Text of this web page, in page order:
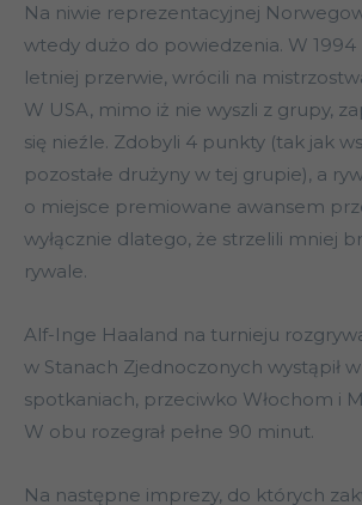
Na niwie reprezentacyjnej
wtedy dużo do powiedzenia. W 1994
letniej przerwie, wrócili na
W USA, mimo iż nie wyszli z grupy,
się nieźle. Zdobyli 4 punkty (tak jak
pozostałe drużyny w tej grupie), a
o miejsce premiowane awansem
wyłącznie dlatego, że strzelili mniej
rywale.
Alf-Inge Haaland na turnieju
w Stanach Zjednoczonych wystąpił
spotkaniach, przeciwko Włochom i
W obu rozegrał pełne 90 minut.
Na następne imprezy, do których